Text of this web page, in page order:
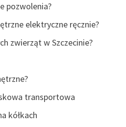
pozwolenia?
elektryczne ręcznie?
zwierząt w Szczecinie?
transportowa
kółkach